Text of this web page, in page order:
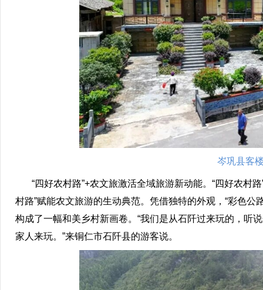
岑巩县客
“四好农村路”+农文旅激活全域旅游新动能。“四好农村路
村路”赋能农文旅游的生动典范。凭借独特的外观，“彩色
构成了一幅和美乡村新画卷。“我们是从石阡过来玩的，听
家人来玩。”来铜仁市石阡县的游客说。